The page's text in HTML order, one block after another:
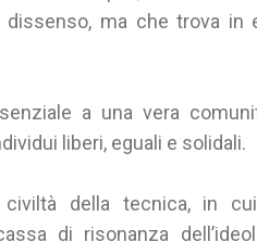
ma che trova
a una vera
liberi, eguali e solidali.
civiltà della tecnica, in
di risonanza